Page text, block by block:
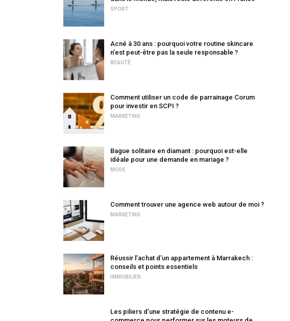
SPORT
Acné à 30 ans : pourquoi votre routine skincare
n’est peut-être pas la seule responsable ?
BEAUTÉ
Comment utiliser un code de parrainage Corum
pour investir en SCPI ?
MARKETING
Bague solitaire en diamant : pourquoi est-elle
idéale pour une demande en mariage ?
MODE
Comment trouver une agence web autour de moi ?
MARKETING
Réussir l’achat d’un appartement à Marrakech :
conseils et points essentiels
IMMOBILIER
Les piliers d’une stratégie de contenu e-